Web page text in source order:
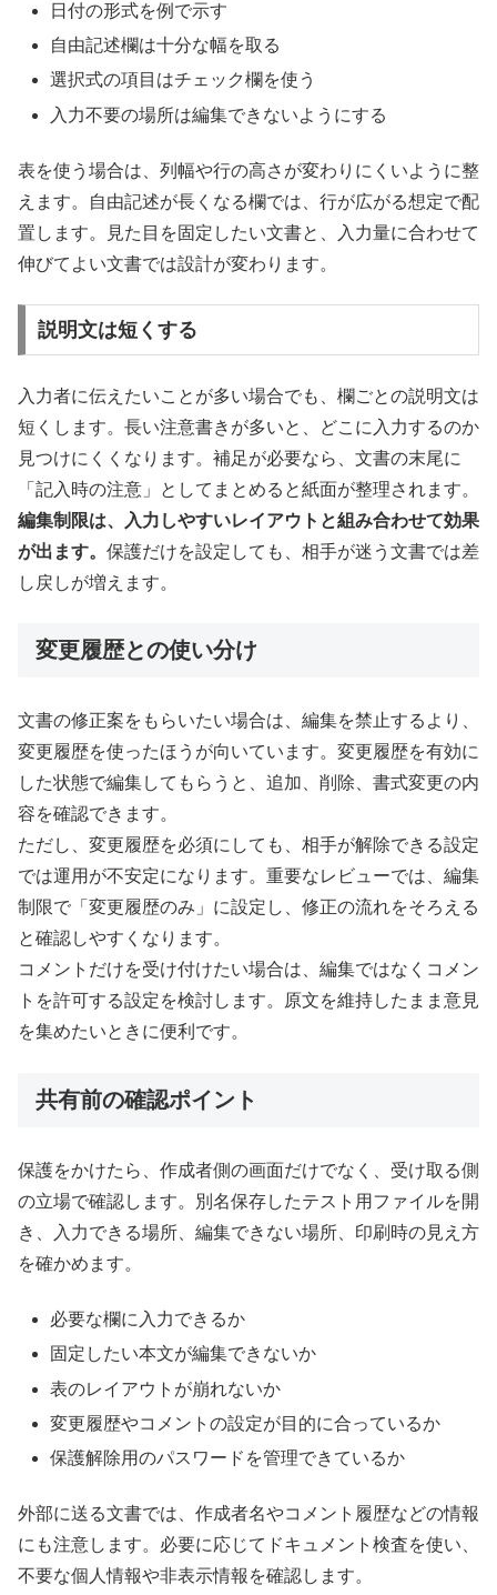
日付の形式を例で示す
自由記述欄は十分な幅を取る
選択式の項目はチェック欄を使う
入力不要の場所は編集できないようにする
表を使う場合は、列幅や行の高さが変わりにくいように整
えます。自由記述が長くなる欄では、行が広がる想定で配
置します。見た目を固定したい文書と、入力量に合わせて
伸びてよい文書では設計が変わります。
説明文は短くする
入力者に伝えたいことが多い場合でも、欄ごとの説明文は
短くします。長い注意書きが多いと、どこに入力するのか
見つけにくくなります。補足が必要なら、文書の末尾に
「記入時の注意」としてまとめると紙面が整理されます。
編集制限は、入力しやすいレイアウトと組み合わせて効果
が出ます。 保護だけを設定しても、相手が迷う文書では差
し戻しが増えます。
変更履歴との使い分け
文書の修正案をもらいたい場合は、編集を禁止するより、
変更履歴を使ったほうが向いています。変更履歴を有効に
した状態で編集してもらうと、追加、削除、書式変更の内
容を確認できます。
ただし、変更履歴を必須にしても、相手が解除できる設定
では運用が不安定になります。重要なレビューでは、編集
制限で「変更履歴のみ」に設定し、修正の流れをそろえる
と確認しやすくなります。
コメントだけを受け付けたい場合は、編集ではなくコメン
トを許可する設定を検討します。原文を維持したまま意見
を集めたいときに便利です。
共有前の確認ポイント
保護をかけたら、作成者側の画面だけでなく、受け取る側
の立場で確認します。別名保存したテスト用ファイルを開
き、入力できる場所、編集できない場所、印刷時の見え方
を確かめます。
必要な欄に入力できるか
固定したい本文が編集できないか
表のレイアウトが崩れないか
変更履歴やコメントの設定が目的に合っているか
保護解除用のパスワードを管理できているか
外部に送る文書では、作成者名やコメント履歴などの情報
にも注意します。必要に応じてドキュメント検査を使い、
不要な個人情報や非表示情報を確認します。